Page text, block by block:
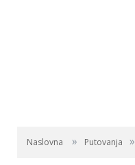
Naslovna » Putovanja »